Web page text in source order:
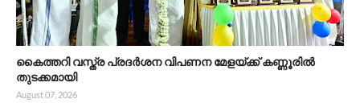
കൈത്തറി വസ്ത്ര പ്രദർശന വിപണന മേളയ്ക്ക് കണ്ണൂരിൽ
തുടക്കമായി
August 07, 2026